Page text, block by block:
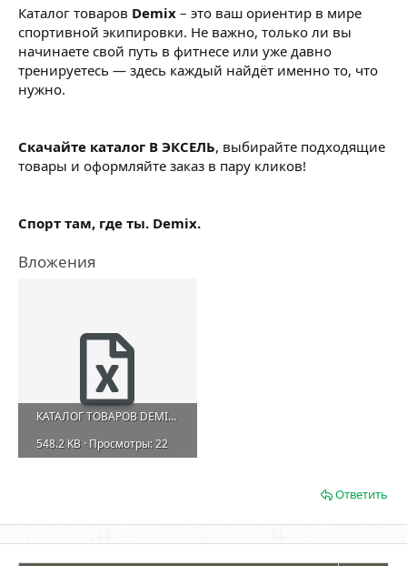
Каталог товаров Demix – это ваш ориентир в мире
спортивной экипировки. Не важно, только ли вы
начинаете свой путь в фитнесе или уже давно
тренируетесь — здесь каждый найдёт именно то, что
нужно.
Скачайте каталог В ЭКСЕЛЬ, выбирайте подходящие
товары и оформляйте заказ в пару кликов!
Спорт там, где ты. Demix.
Вложения
КАТАЛОГ ТОВАРОВ DEMIX.xlsx
548.2 KB · Просмотры: 22
Ответить